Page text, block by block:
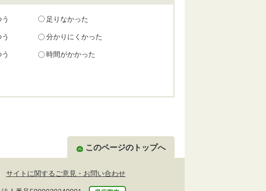
足りなかった
分かりにくかった
時間がかかった
このページのトップへ
サイトに関するご意見・お問い合わせ